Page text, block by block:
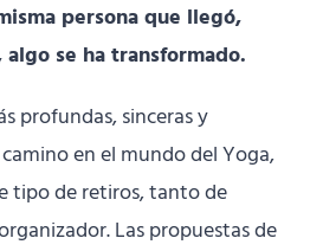
persona que llegó,
se ha transformado.
profundas, sinceras y
en el mundo del Yoga,
tipo de retiros, tanto de
Las propuestas de